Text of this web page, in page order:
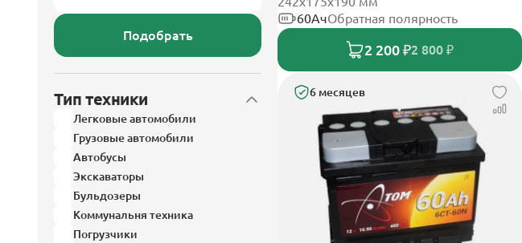
Подобрать
Тип техники
Легковые автомобили
Грузовые автомобили
Автобусы
Экскаваторы
Бульдозеры
Коммунальня техника
Погрузчики
60АчОбратная полярность
2 200 ₽2 800 ₽
6 месяцев